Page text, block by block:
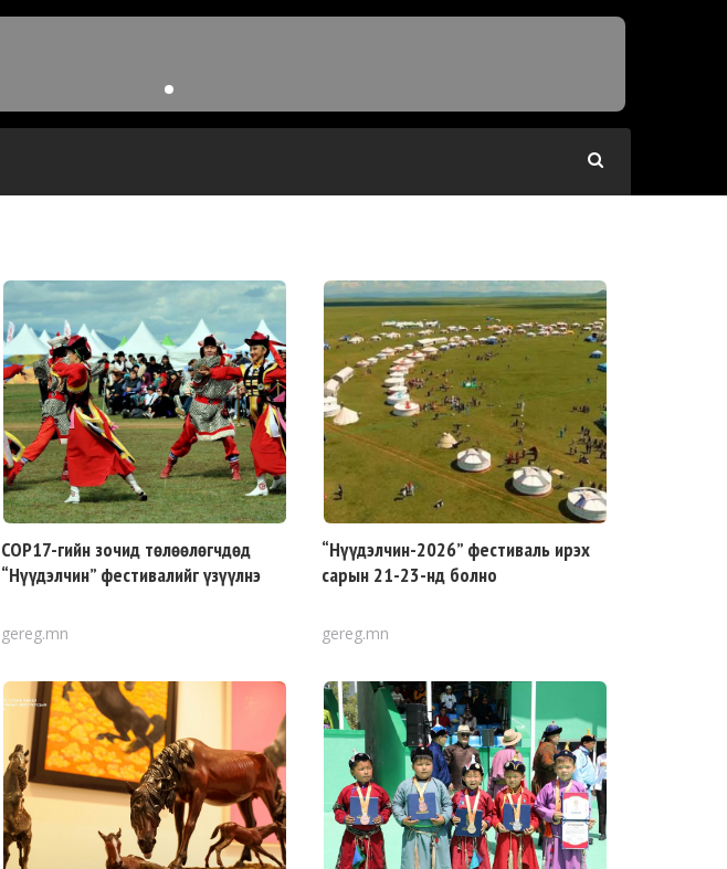
COP17-гийн зочид төлөөлөгчдөд
“Нүүдэлчин” фестивалийг үзүүлнэ
gereg.mn
“Нүүдэлчин-2026” фестиваль ирэх
сарын 21-23-нд болно
gereg.mn